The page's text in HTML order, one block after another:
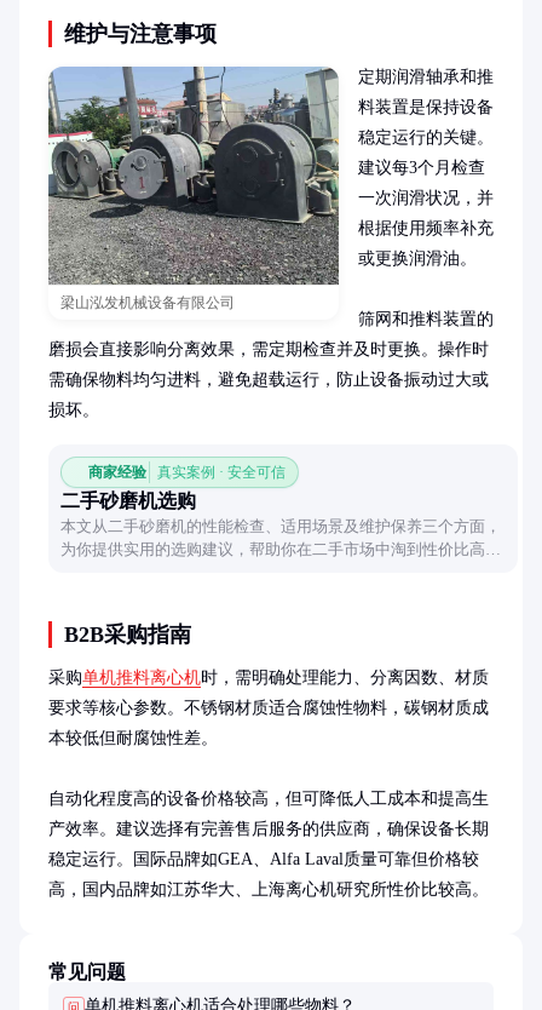
维护与注意事项
梁山泓发机械设备有限公司
定期润滑轴承和推
料装置是保持设备
稳定运行的关键。
建议每3个月检查
一次润滑状况，并
根据使用频率补充
或更换润滑油。
筛网和推料装置的
磨损会直接影响分离效果，需定期检查并及时更换。操作时
需确保物料均匀进料，避免超载运行，防止设备振动过大或
损坏。
商家经验 真实案例 · 安全可信
二手砂磨机选购
本文从二手砂磨机的性能检查、适用场景及维护保养三个方面，
为你提供实用的选购建议，帮助你在二手市场中淘到性价比高的
B2B采购指南
采购单机推料离心机时，需明确处理能力、分离因数、材质
要求等核心参数。不锈钢材质适合腐蚀性物料，碳钢材质成
本较低但耐腐蚀性差。
自动化程度高的设备价格较高，但可降低人工成本和提高生
产效率。建议选择有完善售后服务的供应商，确保设备长期
稳定运行。国际品牌如GEA、Alfa Laval质量可靠但价格较
高，国内品牌如江苏华大、上海离心机研究所性价比较高。
常见问题
问 单机推料离心机适合处理哪些物料？